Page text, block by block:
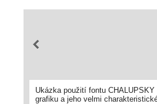
Ukázka použití fontu
grafiku a jeho velmi